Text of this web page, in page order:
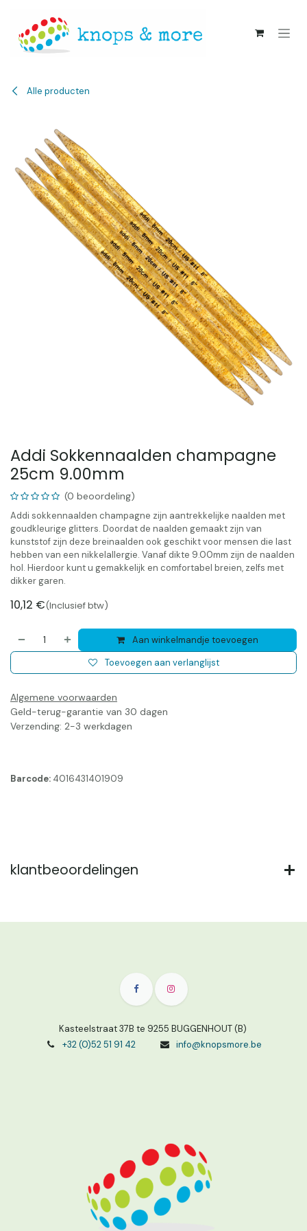
Alle producten
Addi Sokkennaalden champagne
25cm 9.00mm
(0 beoordeling)
Addi sokkennaalden champagne zijn aantrekkelijke naalden met
goudkleurige glitters. Doordat de naalden gemaakt zijn van
kunststof zijn deze breinaalden ook geschikt voor mensen die last
hebben van een nikkelallergie. Vanaf dikte 9.00mm zijn de naalden
hol. Hierdoor kunt u gemakkelijk en comfortabel breien, zelfs met
dikker garen.
10,12 €(Inclusief btw)
Aan winkelmandje toevoegen
Toevoegen aan verlanglijst
Algemene voorwaarden
Geld-terug-garantie van 30 dagen
Verzending: 2-3 werkdagen
Barcode: 4016431401909
klantbeoordelingen
Kasteelstraat 37B te 9255 BUGGENHOUT (B)
+32 (0)52 51 91 42
info@knopsmore.be